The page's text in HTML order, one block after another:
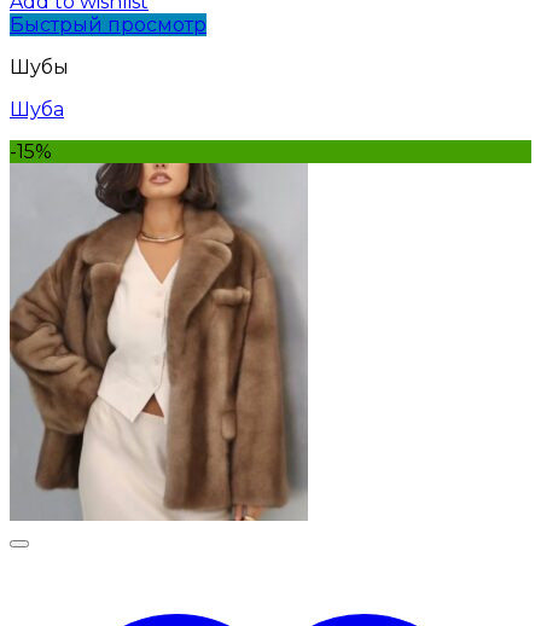
Быстрый просмотр
Шубы
Шуба
-15%